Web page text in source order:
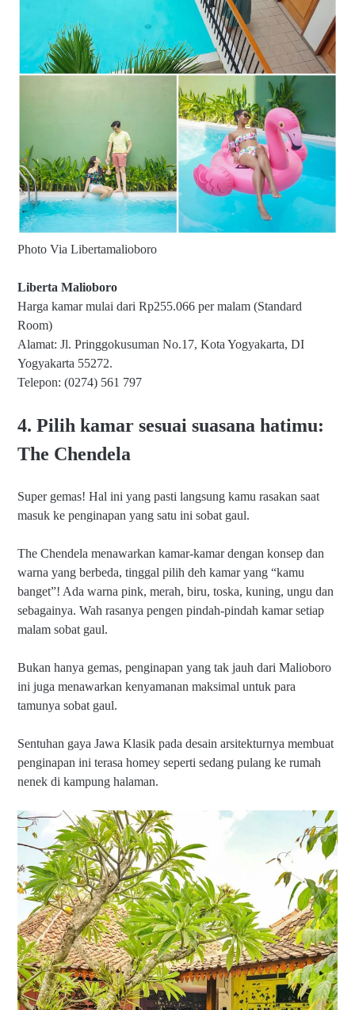
Photo Via Libertamalioboro
Liberta Malioboro
Harga kamar mulai dari Rp255.066 per malam (Standard
Room)
Alamat: Jl. Pringgokusuman No.17, Kota Yogyakarta, DI
Yogyakarta 55272.
Telepon: (0274) 561 797
4. Pilih kamar sesuai suasana hatimu:
The Chendela
Super gemas! Hal ini yang pasti langsung kamu rasakan saat
masuk ke penginapan yang satu ini sobat gaul.
The Chendela menawarkan kamar-kamar dengan konsep dan
warna yang berbeda, tinggal pilih deh kamar yang “kamu
banget”! Ada warna pink, merah, biru, toska, kuning, ungu dan
sebagainya. Wah rasanya pengen pindah-pindah kamar setiap
malam sobat gaul.
Bukan hanya gemas, penginapan yang tak jauh dari Malioboro
ini juga menawarkan kenyamanan maksimal untuk para
tamunya sobat gaul.
Sentuhan gaya Jawa Klasik pada desain arsitekturnya membuat
penginapan ini terasa homey seperti sedang pulang ke rumah
nenek di kampung halaman.